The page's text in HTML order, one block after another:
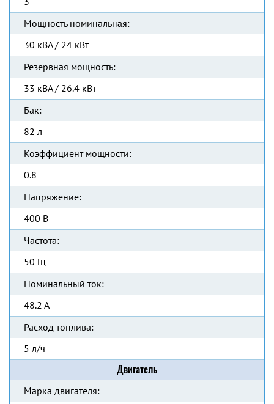
Мощность номинальная:
30 кВА / 24 кВт
Резервная мощность:
33 кВА / 26.4 кВт
Бак:
82 л
Коэффициент мощности:
0.8
Напряжение:
400 В
Частота:
50 Гц
Номинальный ток:
48.2 А
Расход топлива:
5 л/ч
Двигатель
Марка двигателя: